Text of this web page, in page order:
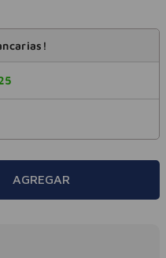
AGREGAR